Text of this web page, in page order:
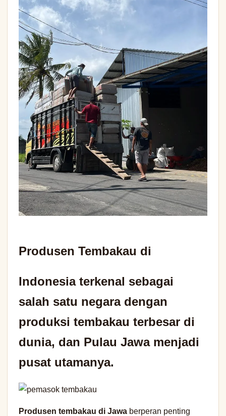
Produsen Tembakau di
Indonesia terkenal sebagai
salah satu negara dengan
produksi tembakau terbesar di
dunia, dan Pulau Jawa menjadi
pusat utamanya.
Produsen tembakau di Jawa berperan penting